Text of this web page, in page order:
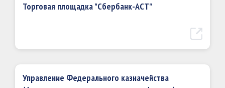
Торговая площадка "Сбербанк-АСТ"
Управление Федерального казначейства